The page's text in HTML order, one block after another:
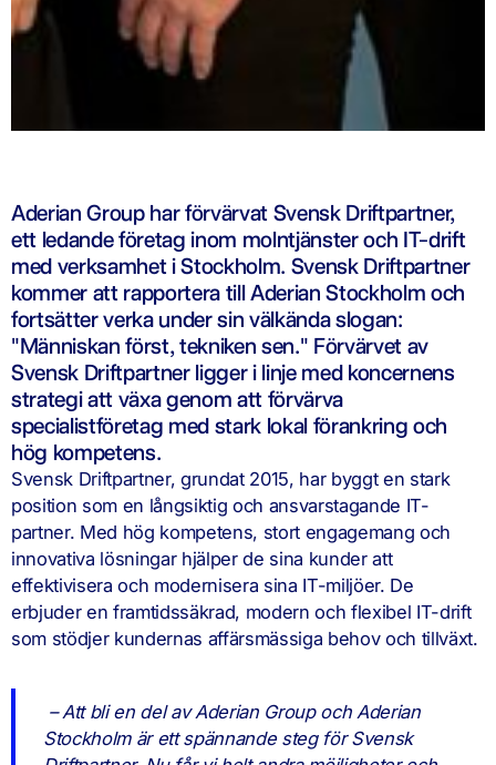
Aderian Group har förvärvat Svensk Driftpartner,
ett ledande företag inom molntjänster och IT-drift
med verksamhet i Stockholm. Svensk Driftpartner
kommer att rapportera till Aderian Stockholm och
fortsätter verka under sin välkända slogan:
"Människan först, tekniken sen." Förvärvet av
Svensk Driftpartner ligger i linje med koncernens
strategi att växa genom att förvärva
specialistföretag med stark lokal förankring och
hög kompetens.
Svensk Driftpartner, grundat 2015, har byggt en stark
position som en långsiktig och ansvarstagande IT-
partner. Med hög kompetens, stort engagemang och
innovativa lösningar hjälper de sina kunder att
effektivisera och modernisera sina IT-miljöer. De
erbjuder en framtidssäkrad, modern och flexibel IT-drift
som stödjer kundernas affärsmässiga behov och tillväxt.
– Att bli en del av Aderian Group och Aderian
Stockholm är ett spännande steg för Svensk